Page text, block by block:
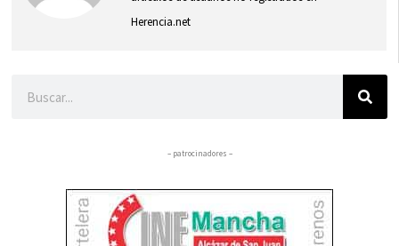
Herencia.net
– patrocinadores –